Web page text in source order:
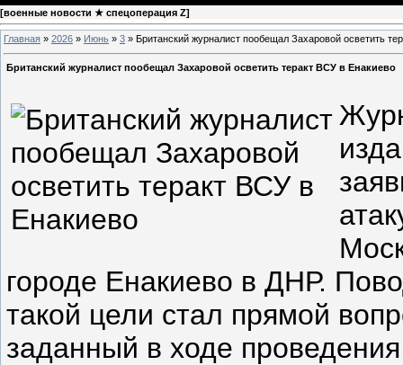
[военные новости ★ спецоперация Z]
Главная » 2026 » Июнь » 3 » Британский журналист пообещал Захаровой осветить
Британский журналист пообещал Захаровой осветить теракт ВСУ в Енакиево
городе Енакиево в ДНР.
такой цели стал прямой
заданный в ходе